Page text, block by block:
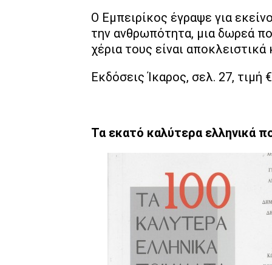
Ο Εμπειρίκος έγραψε για
την ανθρωπότητα, μια δωρεά
χέρια τους είναι
Εκδόσεις Ίκαρος, σελ. 27, τιμή
Τα εκατό καλύτερα ελληνικά